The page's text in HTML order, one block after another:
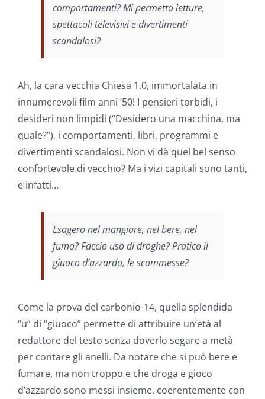
comportamenti? Mi permetto letture,
spettacoli televisivi e divertimenti
scandalosi?
Ah, la cara vecchia Chiesa 1.0, immortalata in
innumerevoli film anni ’50! I pensieri torbidi, i
desideri non limpidi (“Desidero una macchina, ma
quale?”), i comportamenti, libri, programmi e
divertimenti scandalosi. Non vi dà quel bel senso
confortevole di vecchio? Ma i vizi capitali sono tanti,
e infatti…
Esagero nel mangiare, nel bere, nel
fumo? Faccio uso di droghe? Pratico il
giuoco d’azzardo, le scommesse?
Come la prova del carbonio-14, quella splendida
“u” di “giuoco” permette di attribuire un’età al
redattore del testo senza doverlo segare a metà
per contare gli anelli. Da notare che si può bere e
fumare, ma non troppo e che droga e gioco
d’azzardo sono messi insieme, coerentemente con